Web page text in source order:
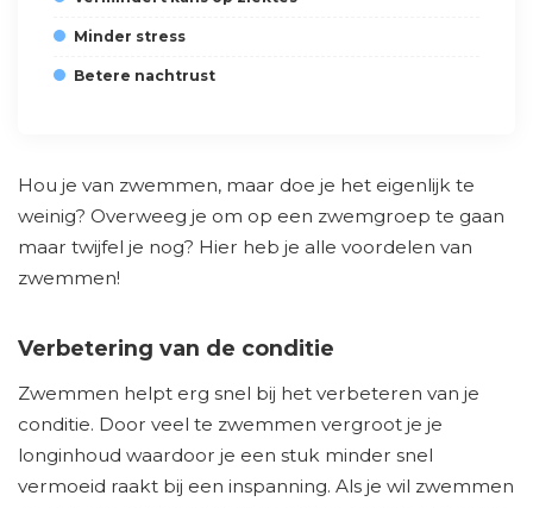
Minder stress
Betere nachtrust
Hou je van zwemmen, maar doe je het eigenlijk te
weinig? Overweeg je om op een zwemgroep te gaan
maar twijfel je nog? Hier heb je alle voordelen van
zwemmen!
Verbetering van de conditie
Zwemmen helpt erg snel bij het verbeteren van je
conditie. Door veel te zwemmen vergroot je je
longinhoud waardoor je een stuk minder snel
vermoeid raakt bij een inspanning. Als je wil zwemmen